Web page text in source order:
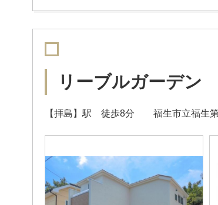
リーブルガーデ
【拝島】駅 徒歩8分 福生市立福生第